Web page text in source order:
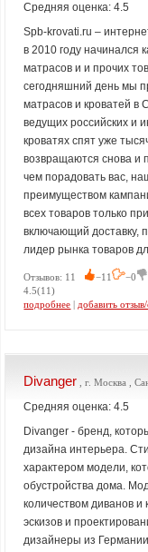
Средняя оценка: 4.5
Spb-krovati.ru –
в 2010 году начинался
матрасов и и прочих
сегодняшний день мы
матрасов и кроватей
ведущих российских и
кроватях спят уже
возвращаются снова и
чем порадовать вас,
преимуществом
всех товаров только
включающий доставку,
лидер рынка товаров
Отзывов: 11 −11 −0
4.5(11)
подробнее | добавить
Divanger , г. Москва ,
Средняя оценка: 4.5
Divanger - бренд,
дизайна интерьера.
характером модели,
обустройства дома.
количеством диванов
эскизов и
дизайнеры из